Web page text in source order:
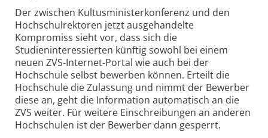
Der zwischen Kultusministerkonferenz und den
Hochschulrektoren jetzt ausgehandelte
Kompromiss sieht vor, dass sich die
Studieninteressierten künftig sowohl bei einem
neuen ZVS-Internet-Portal wie auch bei der
Hochschule selbst bewerben können. Erteilt die
Hochschule die Zulassung und nimmt der Bewerber
diese an, geht die Information automatisch an die
ZVS weiter. Für weitere Einschreibungen an anderen
Hochschulen ist der Bewerber dann gesperrt.